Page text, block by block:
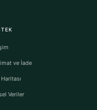
ve İade
Veriler